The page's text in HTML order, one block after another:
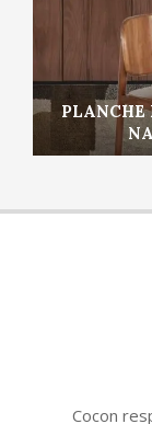
PLANCHE
Cocon